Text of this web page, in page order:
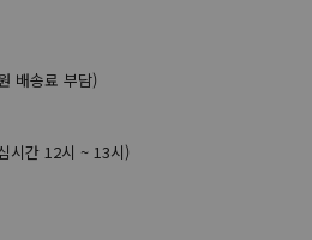
배송료 부담)
시간 12시 ~ 13시)